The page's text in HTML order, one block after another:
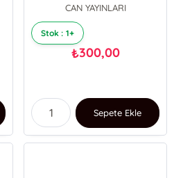
CAN YAYINLARI
Stok : 1+
₺300,00
Sepete Ekle